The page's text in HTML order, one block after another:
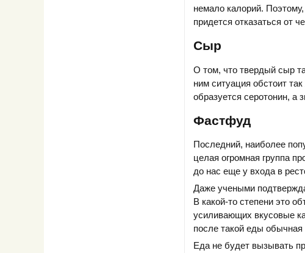
немало калорий.
придется отказаться от
Сыр
О том, что твердый сыр
ним ситуация обстоит
образуется серотонин, а
Фастфуд
Последний, наиболее
целая огромная группа
до нас еще у входа в
Даже учеными
В какой-то степени это
усиливающих вкусовые
после такой еды
Еда не будет вызывать